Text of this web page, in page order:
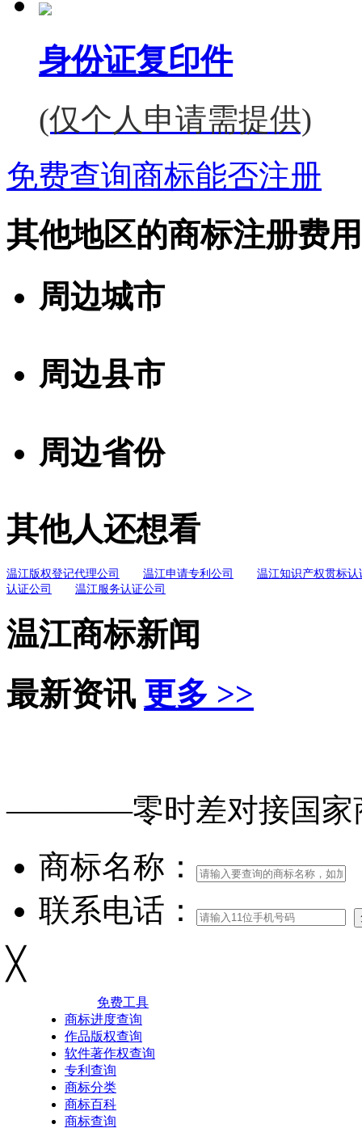
身份证复印件
(仅个人申请需提供)
免费查询商标能否注册
其他地区的商标注册费用
周边城市
周边县市
周边省份
其他人还想看
温江版权登记代理公司 温江申请专利公司
温江知识产权贯标认
认证公司
温江服务认证公司
温江商标新闻
最新资讯 更多 >>
————零时差对接国
商标名称：
联系电话：
╳
免费工具
商标进度查询
作品版权查询
软件著作权查询
专利查询
商标分类
商标百科
商标查询